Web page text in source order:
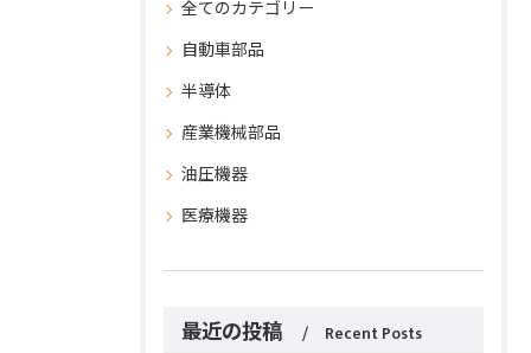
全てのカテゴリー
自動車部品
半導体
産業機械部品
油圧機器
医療機器
最近の投稿 Recent Posts